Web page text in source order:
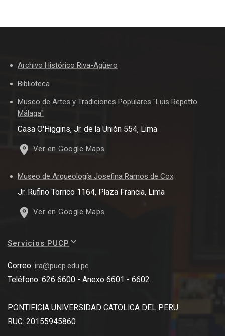
Archivo Histórico Riva-Agüero
Biblioteca
Museo de Artes y Tradiciones Populares "Luis Repetto
Málaga"
Casa O'Higgins, Jr. de la Unión 554, Lima
Ver en Google Maps
Museo de Arqueología Josefina Ramos de Cox
Jr. Rufino Torrico 1164, Plaza Francia, Lima
Ver en Google Maps
Servicios PUCP
Correo: ira@pucp.edu.pe
Teléfono: 626 6600 - Anexo 6601 - 6602
PONTIFICIA UNIVERSIDAD CATOLICA DEL PERU
RUC: 20155945860